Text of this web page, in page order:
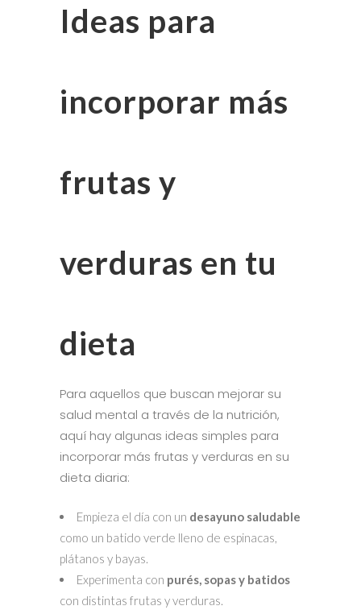
Ideas para
incorporar más
frutas y
verduras en tu
dieta
Para aquellos que buscan mejorar su
salud mental a través de la nutrición,
aquí hay algunas ideas simples para
incorporar más frutas y verduras en su
dieta diaria:
Empieza el día con un desayuno saludable
como un batido verde lleno de espinacas,
plátanos y bayas.
Experimenta con purés, sopas y batidos
con distintas frutas y verduras.